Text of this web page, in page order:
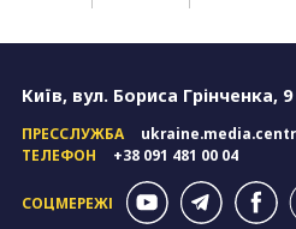
Київ, вул. Бориса Грінченка, 9
ПРЕССЛУЖБА
ТЕЛЕФОН
+38 091 481 00 04
СОЦМЕРЕЖІ